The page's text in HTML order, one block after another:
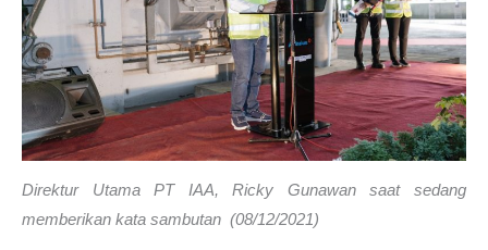
Direktur Utama PT IAA, Ricky Gunawan saat sedang
memberikan kata sambutan (08/12/2021)